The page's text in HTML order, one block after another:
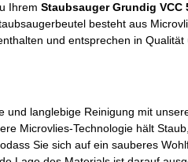
IhremStaubsauger Grundig VCC
besteht aus
und entsprechen in
und langlebige Reinigung mit
Microvlies-Technologie hält
Sie sich auf ein sauberes